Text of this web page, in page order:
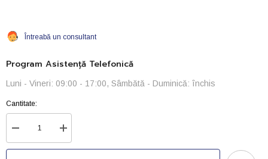
Întreabă un consultant
Program Asistență Telefonică
Luni - Vineri: 09:00 - 17:00, Sâmbătă - Duminică: închis
Cantitate:
Reduceți
cantitatea
pentru
Creșteți
cantitatea
pentru